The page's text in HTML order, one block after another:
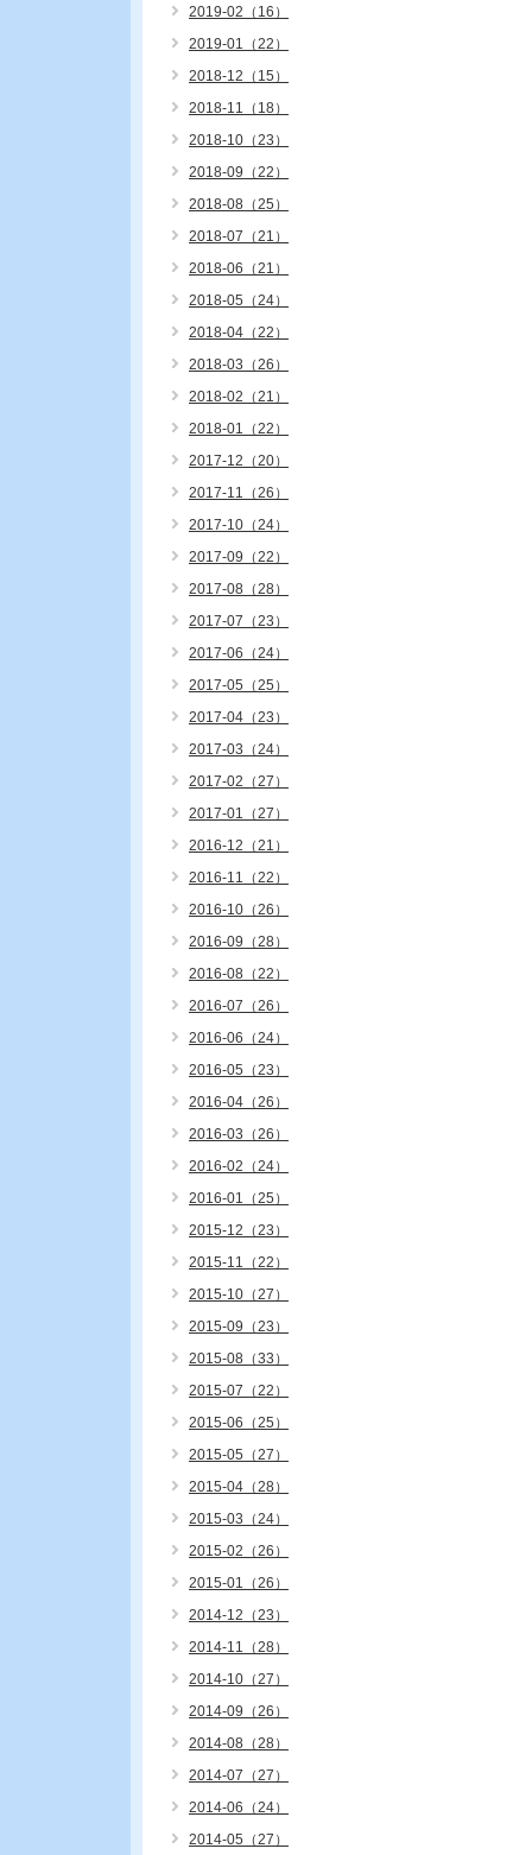
2019-02（16）
2019-01（22）
2018-12（15）
2018-11（18）
2018-10（23）
2018-09（22）
2018-08（25）
2018-07（21）
2018-06（21）
2018-05（24）
2018-04（22）
2018-03（26）
2018-02（21）
2018-01（22）
2017-12（20）
2017-11（26）
2017-10（24）
2017-09（22）
2017-08（28）
2017-07（23）
2017-06（24）
2017-05（25）
2017-04（23）
2017-03（24）
2017-02（27）
2017-01（27）
2016-12（21）
2016-11（22）
2016-10（26）
2016-09（28）
2016-08（22）
2016-07（26）
2016-06（24）
2016-05（23）
2016-04（26）
2016-03（26）
2016-02（24）
2016-01（25）
2015-12（23）
2015-11（22）
2015-10（27）
2015-09（23）
2015-08（33）
2015-07（22）
2015-06（25）
2015-05（27）
2015-04（28）
2015-03（24）
2015-02（26）
2015-01（26）
2014-12（23）
2014-11（28）
2014-10（27）
2014-09（26）
2014-08（28）
2014-07（27）
2014-06（24）
2014-05（27）